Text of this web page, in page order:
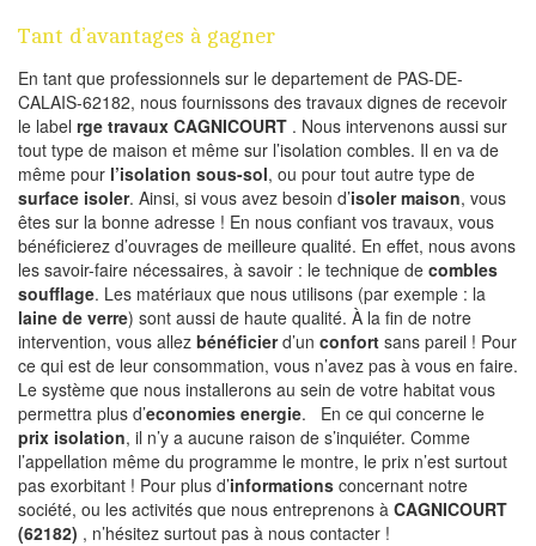
Tant d’avantages à gagner
En tant que professionnels sur le departement de PAS-DE-
CALAIS-62182, nous fournissons des travaux dignes de recevoir
le label rge travaux CAGNICOURT . Nous intervenons aussi sur
tout type de maison et même sur l’isolation combles. Il en va de
même pour l’isolation sous-sol, ou pour tout autre type de
surface isoler. Ainsi, si vous avez besoin d’isoler maison, vous
êtes sur la bonne adresse ! En nous confiant vos travaux, vous
bénéficierez d’ouvrages de meilleure qualité. En effet, nous avons
les savoir-faire nécessaires, à savoir : le technique de combles
soufflage. Les matériaux que nous utilisons (par exemple : la
laine de verre) sont aussi de haute qualité. À la fin de notre
intervention, vous allez bénéficierd’un confort sans pareil ! Pour
ce qui est de leur consommation, vous n’avez pas à vous en faire.
Le système que nous installerons au sein de votre habitat vous
permettra plus d’economies energie. En ce qui concerne le
prix isolation, il n’y a aucune raison de s’inquiéter. Comme
l’appellation même du programme le montre, le prix n’est surtout
pas exorbitant ! Pour plus d’informations concernant notre
société, ou les activités que nous entreprenons à CAGNICOURT
(62182) , n’hésitez surtout pas à nous contacter !